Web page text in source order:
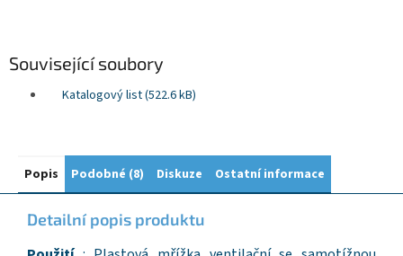
Související soubory
Katalogový list (522.6 kB)
Popis Podobné (8) Diskuze Ostatní informace
Detailní popis produktu